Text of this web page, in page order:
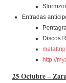
Entradas
Discos
http://
25 Octubre –